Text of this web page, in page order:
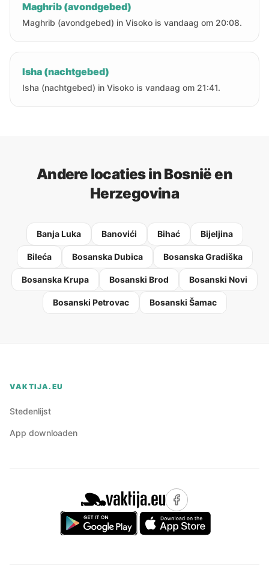
Maghrib (avondgebed)
Maghrib (avondgebed) in Visoko is vandaag om 20:08.
Isha (nachtgebed)
Isha (nachtgebed) in Visoko is vandaag om 21:41.
Andere locaties in Bosnië en
Herzegovina
Banja Luka Banovići Bihać Bijeljina
Bileća Bosanska Dubica Bosanska Gradiška
Bosanska Krupa Bosanski Brod Bosanski Novi
Bosanski Petrovac Bosanski Šamac
VAKTIJA.EU
Stedenlijst
App downloaden